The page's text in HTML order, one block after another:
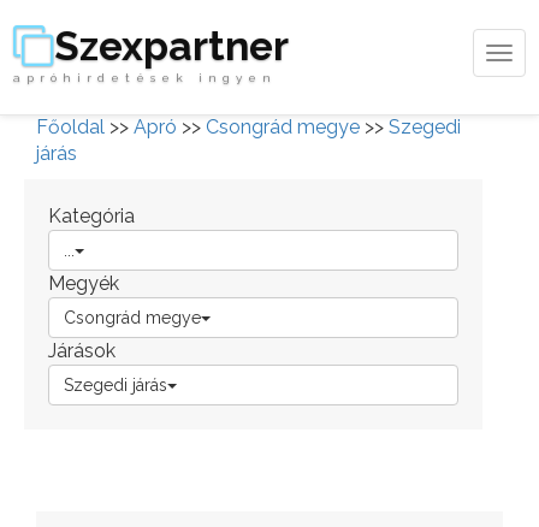
Szexpartner
apróhirdetések ingyen
Főoldal >> Apró >> Csongrád megye >> Szegedi
járás
Kategória
Megyék
Csongrád megye
Járások
Szegedi járás